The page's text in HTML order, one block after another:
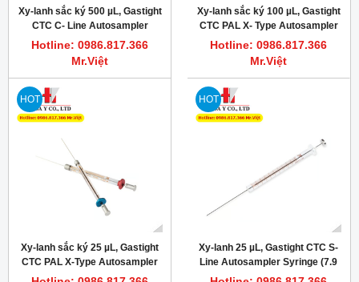
Xy-lanh sắc ký 500 µL, Gastight
CTC C- Line Autosampler
Syringe (7.9 mm), PN: 203349
Hotline: 0986.817.366
Mr.Việt
Xy-lanh sắc ký 100 µL, Gastight
CTC PAL X- Type Autosampler
Syringe (6.6 mm), PN: 204452
Hotline: 0986.817.366
Mr.Việt
HOT
Xy-lanh sắc ký 25 µL, Gastight
CTC PAL X-Type Autosampler
Syringe (7.9 mm), PN: 204475
HOT
Xy-lanh 25 µL, Gastight CTC S-
Line Autosampler Syringe (7.9
mm), PN: 67446-01